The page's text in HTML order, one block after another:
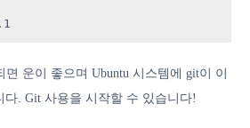
운이 좋으며 Ubuntu 시스템에 git이 이
다. Git 사용을 시작할 수 있습니다!